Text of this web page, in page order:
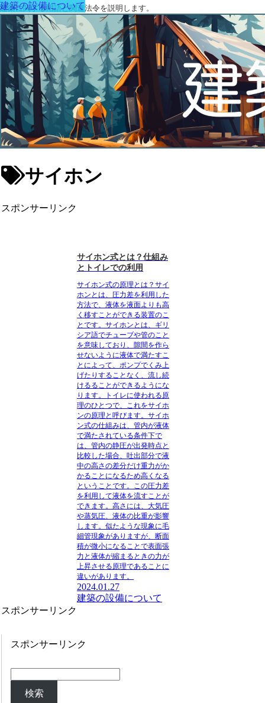
建築に関する用語と関連法令を説明します。
サイホン
スポンサーリンク
建築の設備について
サイホン式とは？仕組み
とトイレでの利用
サイホン式の原理とは？ サイ
ホンとは、圧力差を利用した
方法で、液体を液面よりも高
く移すことができる装置のこ
とです。サイホンとは、ギリ
シア語でチューブや管のこと
を意味しており、隙間を作ら
せないように液体で満たすこ
とによって、ポンプでくみ上
げたりすることなく、流し続
けるることができるようにな
ります。トイレに使われる原
理のひとつで、これをサイホ
ンの原理と呼びます。サイホ
ン式の仕組みは、管内が液体
で満たされている条件下で
は、管内の静圧が出発時点と
比較した場合、吐出部分で液
中の高さの差分だけ重力がか
かることになるため高くなる
ということです。この圧力差
を利用して液体を流すことが
できます。高さには、大気圧
や蒸気圧、液体の比重が影響
します。似たような現象に毛
細管現象がありますが、断面
積が微小になることで表面張
力と液体が縮まるときの力が
上昇させる原理であることに
違いがあります。
2024.01.27
建築の設備について
スポンサーリンク
スポンサーリンク
検索